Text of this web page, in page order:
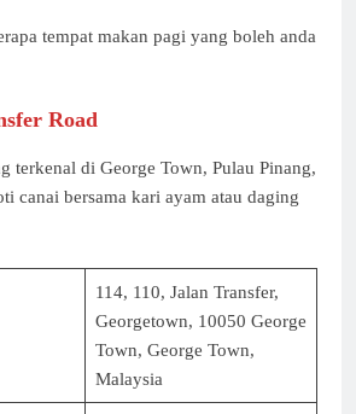
tempat makan pagi yang boleh anda
Road
terkenal di George Town, Pulau Pinang,
canai bersama kari ayam atau daging
114, 110, Jalan Transfer,
Georgetown, 10050 George
Town, George Town,
Malaysia